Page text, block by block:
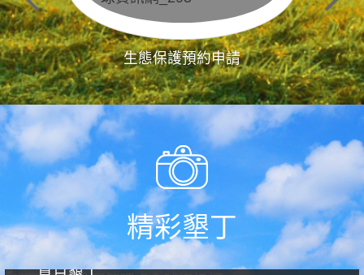
生態保護預約申請
精彩墾丁